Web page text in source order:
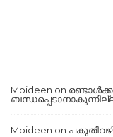
Moideen on
Moideen on